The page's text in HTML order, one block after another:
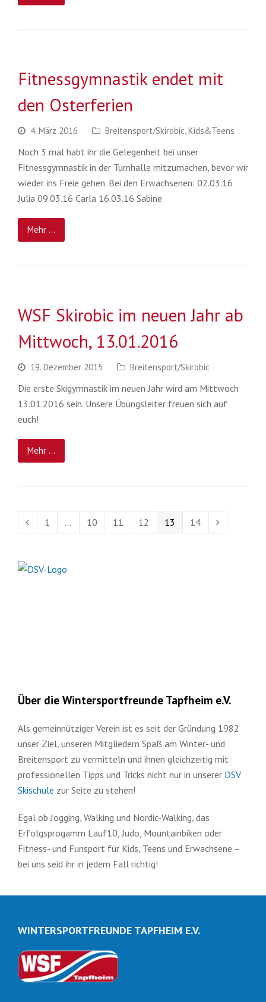
Fitnessgymnastik endet mit
den Osterferien
4. März 2016 Breitensport/Skirobic,Kids&Teens
Noch 3 mal habt ihr die Gelegenheit bei unser
Fitnessgymnastik in der Turnhalle mitzumachen, bevor wir
wieder ins Freie gehen. Bei den Erwachsenen: 02.03.16
Julia 09.03.16 Carla 16.03.16 Sabine
Mehr ...
WSF Skirobic im neuen Jahr ab
Mittwoch, 13.01.2016
19. Dezember 2015 Breitensport/Skirobic
Die erste Skigymnastik im neuen Jahr wird am Mittwoch
13.01.2016 sein. Unsere Übungsleiter freuen sich auf
euch!
Mehr ...
Vorheriger
Seite
1 … Seite
10 Seite
11 Seite
12 Seite
13 Seite
14 Vorwärts
Über die Wintersportfreunde Tapfheim e.V.
Als gemeinnütziger Verein ist es seit der Gründung 1982
unser Ziel, unseren Mitgliedern Spaß am Winter- und
Breitensport zu vermitteln und ihnen gleichzeitig mit
professionellen Tipps und Tricks nicht nur in unserer DSV
Skischule zur Seite zu stehen!
Egal ob Jogging, Walking und Nordic-Walking, das
Erfolgsprogamm Lauf10, Judo, Mountainbiken oder
Fitness- und Funsport für Kids, Teens und Erwachsene –
bei uns seid ihr in jedem Fall richtig!
WINTERSPORTFREUNDE TAPFHEIM E.V.